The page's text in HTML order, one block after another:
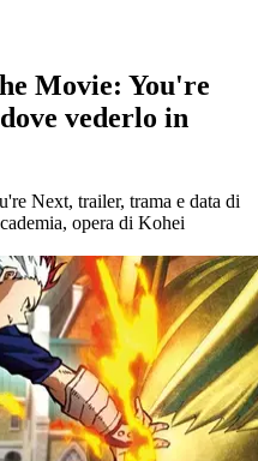
Movie: You're
vederlo in
Next, trailer, trama e data di
opera di Kohei